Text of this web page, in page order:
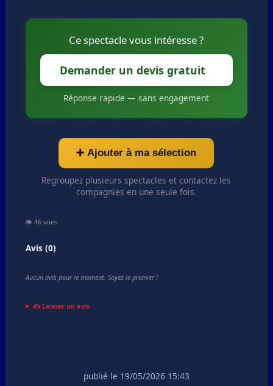
Ce spectacle vous intéresse ?
Demander un devis gratuit
Réponse rapide — sans engagement
➕ Ajouter à ma sélection
Regroupez plusieurs spectacles et contactez les
compagnies en une seule fois.
👁️ 46 vues
Avis (0)
Aucun avis pour le moment. Soyez le premier !
✍️ Laisser un avis
publié le 19/05/2026 15:43